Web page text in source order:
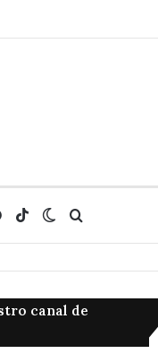
SpotifyTikTokSwitch skin
canal de